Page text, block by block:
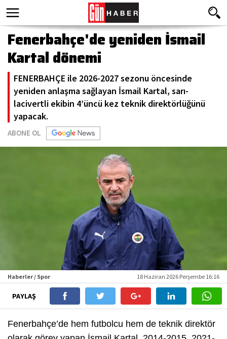
Fenerbahçe'de yeniden İsmail
Kartal dönemi
FENERBAHÇE ile 2026-2027 sezonu öncesinde
yeniden anlaşma sağlayan İsmail Kartal, sarı-
lacivertli ekibin 4’üncü kez teknik direktörlüğünü
yapacak.
ABONE OL
Haberler / Spor 18 Haziran 2026 Perşembe 16:16
PAYLAŞ
Fenerbahçe’de hem futbolcu hem de teknik direktör